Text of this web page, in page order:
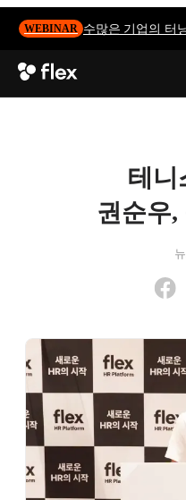
WEBINAR 수많은 기업의 터
테니
권순우,